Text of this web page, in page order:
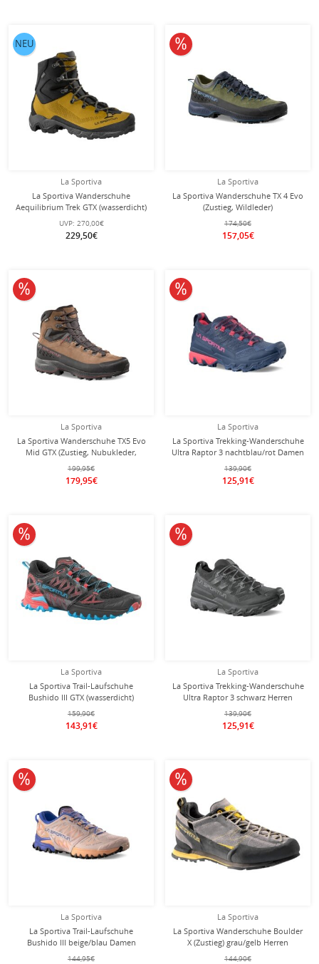
La Sportiva
La Sportiva Wanderschuhe
Aequilibrium Trek GTX (wasserdicht)
gelb/schwarz Herren
UVP: 270,00€
229,50€
NEU
La Sportiva
La Sportiva Wanderschuhe TX 4 Evo
(Zustieg, Wildleder)
dunkelgrün/skyblau Herren
174,50€
157,05€
10% reduziert
La Sportiva
La Sportiva Wanderschuhe TX5 Evo
Mid GTX (Zustieg, Nubukleder,
wasserdicht) braun Herren
199,95€
179,95€
10% reduziert
La Sportiva
La Sportiva Trekking-Wanderschuhe
Ultra Raptor 3 nachtblau/rot Damen
139,90€
125,91€
10% reduziert
La Sportiva
La Sportiva Trail-Laufschuhe
Bushido III GTX (wasserdicht)
schwarz/blau/rot Damen
159,90€
143,91€
10% reduziert
La Sportiva
La Sportiva Trekking-Wanderschuhe
Ultra Raptor 3 schwarz Herren
139,90€
125,91€
10% reduziert
La Sportiva
La Sportiva Trail-Laufschuhe
Bushido III beige/blau Damen
144,95€
10% reduziert
La Sportiva
La Sportiva Wanderschuhe Boulder
X (Zustieg) grau/gelb Herren
144,90€
10% reduziert